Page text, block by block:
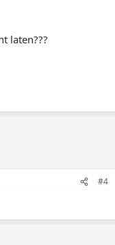
laten???
#4